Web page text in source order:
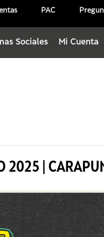
PAC
Sociales Mi Cuenta
2025 |